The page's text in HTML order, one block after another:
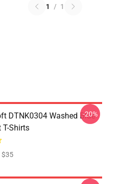
1 / 1
DTNK0304 Washed Blue
T-Shirts
$35
-20%